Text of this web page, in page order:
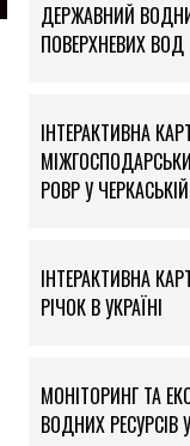
ДЕРЖАВНИЙ
ПОВЕРХНЕВИХ ВОД
ІНТЕРАКТИВНА
РОВР У
ІНТЕРАКТИВНА
РІЧОК В УКРАЇНІ
МОНІТОРИНГ ТА
ВОДНИХ РЕСУРСІВ